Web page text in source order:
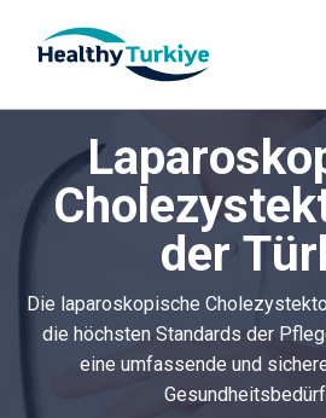
p
c
t
der
Die laparoskopische
die höchsten Standards der
eine umfassende und